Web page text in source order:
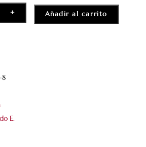
+ Añadir al carrito
8
E.